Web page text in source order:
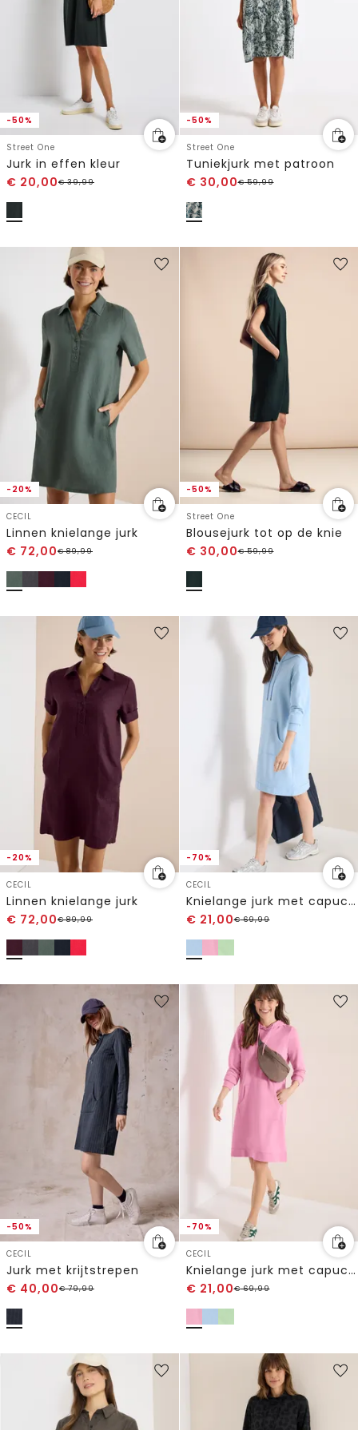
-50%
Street One
Jurk in effen kleur
€ 20,00€39,99
-50%
Street One
Tuniekjurk met patroon
€ 30,00€59,99
-20%
CECIL
Linnen knielange jurk
€ 72,00€89,99
-50%
Street One
Blousejurk tot op de knie
€ 30,00€59,99
-20%
CECIL
Linnen knielange jurk
€ 72,00€89,99
-70%
CECIL
Knielange jurk met capuchon
€ 21,00€69,99
-50%
CECIL
Jurk met krijtstrepen
€ 40,00€79,99
-70%
CECIL
Knielange jurk met capuchon
€ 21,00€69,99